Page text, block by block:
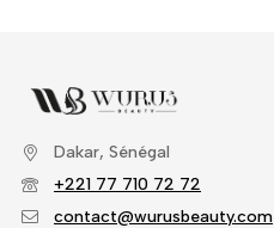
Dakar, Sénégal
+221 77 710 72 72
contact@wurusbeauty.com